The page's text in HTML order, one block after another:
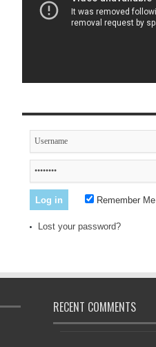
Remember Me
Lost your password?
RECENT COMMENTS